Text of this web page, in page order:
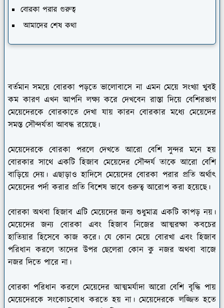
বোরকা পরার গুরুত্ব
আমাদের শেষ কথা
বর্তমান সময়ে বোরকা পড়তে ভালোবাসে না এমন মেয়ে সংখ্যা খুবই
কম কারণ এখন আপনি লক্ষ্য করে দেখবেন রাস্তা দিয়ে বেশিরভাগ
মেয়েদেরকে বোরকাতে দেখা যায় কারন বোরকার মধ্যে মেয়েদের
সমস্ত সৌন্দর্যতা আবদ্ধ রয়েছে।
মেয়েদেরকে বোরকা পরলে দেখতে আরো বেশি সুন্দর মনে হয়
বোরকার সাথে একটি হিজাব মেয়েদের সৌন্দর্য তাকে আরো বেশি
বাড়িয়ে দেয়। এছাড়াও হাদিসে মেয়েদের বোরকা পরার প্রতি অর্থাৎ
মেয়েদের পর্দা করার প্রতি বিশেষ ভাবে গুরুত্ব আরোপ করা হয়েছে।
বোরকা অথবা হিজাব এটি মেয়েদের জন্য শুধুমাত্র একটি কাপড় নয়।
মেয়েদের জন্য বোরকা এবং হিজাব নিজের আত্মরক্ষা কবচের
হাতিয়ার হিসেবে কাজ করে। যে কোন মেয়ে বোরখা এবং হিজাব
পরিধান করলে তাদের উপর ছেলেরা কোন কু নজর অথবা বাজে
নজর দিতে পারে না।
বোরকা পরিধান করলে মেয়েদের আত্মমর্যাদা আরো বেশি বৃদ্ধি পায়
মেয়েদেরকে সংকোচবোধ করতে হয় না। মেয়েদেরকে লজ্জিত হতে